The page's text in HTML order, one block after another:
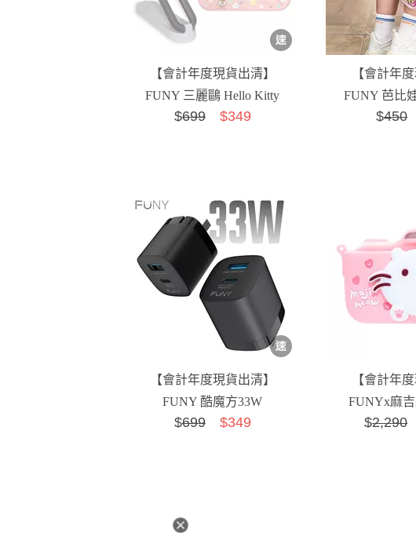
【會計年度現貨出清】
FUNY 三麗鷗 Hello Kitty
便攜摺疊LED檯...
$699$349
【會計年
FUNY 芭比
$450
【會計年度現貨出清】
FUNY 酷魔方33W
PD3.0+QC3.0雙孔GaN...
$699$349
【會計年
FUNYx麻
數位相機
$2,290